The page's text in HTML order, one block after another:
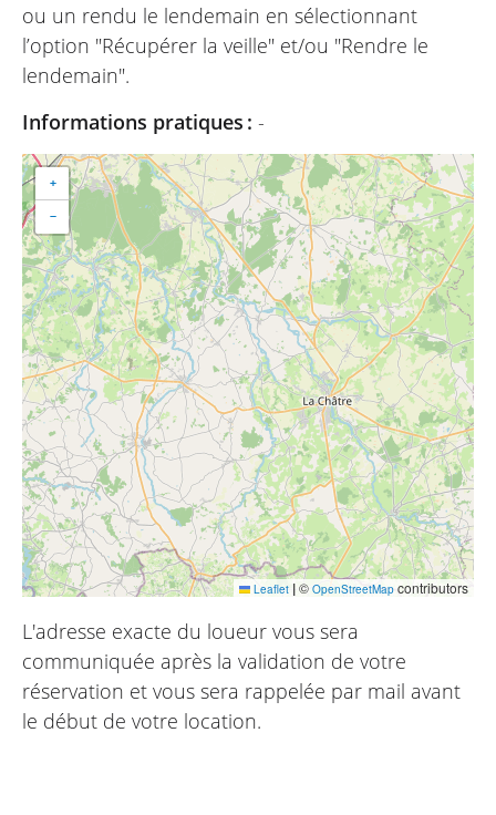
ou un rendu le lendemain en sélectionnant
l’option "Récupérer la veille" et/ou "Rendre le
lendemain".
Informations pratiques : -
+
−
Leaflet |© OpenStreetMap contributors
L'adresse exacte du loueur vous sera
communiquée après la validation de votre
réservation et vous sera rappelée par mail avant
le début de votre location.